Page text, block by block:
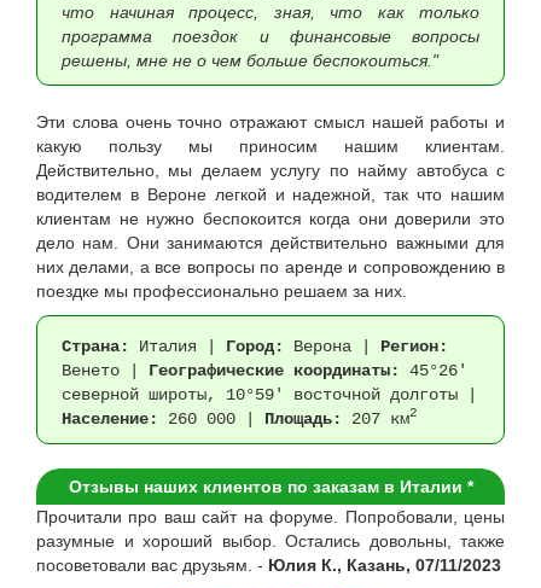
что начиная процесс, зная, что как только
программа поездок и финансовые вопросы
решены, мне не о чем больше беспокоиться."
Эти слова очень точно отражают смысл нашей работы и
какую пользу мы приносим нашим клиентам.
Действительно, мы делаем услугу по найму автобуса с
водителем в Вероне легкой и надежной, так что нашим
клиентам не нужно беспокоится когда они доверили это
дело нам. Они занимаются действительно важными для
них делами, а все вопросы по аренде и сопровождению в
поездке мы профессионально решаем за них.
Страна: Италия | Город: Верона | Регион:
Венето | Географические координаты:
45°26'
северной широты, 10°59' восточной долготы |
Население:
260 000 | Площадь: 207 км2
Отзывы наших клиентов по заказам в Италии *
Прочитали про ваш сайт на форуме. Попробовали, цены
разумные и хороший выбор. Остались довольны, также
посоветовали вас друзьям. - Юлия К., Казань, 07/11/2023